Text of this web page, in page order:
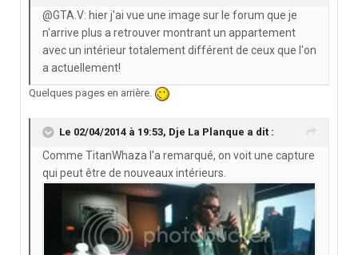
@GTA.V: hier j'ai vue une image sur le forum que je
n'arrive plus a retrouver montrant un appartement
avec un intérieur totalement différent de ceux que l'on
a actuellement!
Quelques pages en arrière.
Le 02/04/2014 à 19:53, Dje La Planque a dit :
Comme TitanWhaza l'a remarqué, on voit une capture
qui peut être de nouveaux intérieurs.